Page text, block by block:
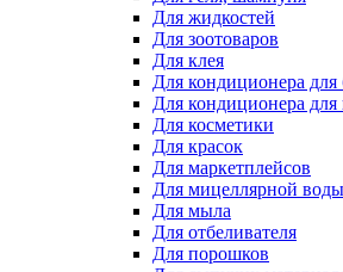
Для жидкостей
Для зоотоваров
Для клея
Для кондиционера для
Для кондиционера для
Для косметики
Для красок
Для маркетплейсов
Для мицеллярной воды
Для мыла
Для отбеливателя
Для порошков